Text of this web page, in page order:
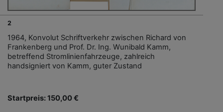
2
1964, Konvolut Schriftverkehr zwischen Richard von
Frankenberg und Prof. Dr. Ing. Wunibald Kamm,
betreffend Stromlinienfahrzeuge, zahlreich
handsigniert von Kamm, guter Zustand
Startpreis: 150,00 €